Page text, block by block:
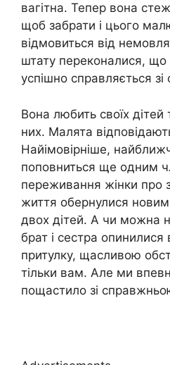
вагітна. Тепер вона
щоб забрати і цього
відмовиться від
штату переконалися,
успішно справляється зі
Вона любить своїх дітей
них. Малята
Найімовірніше,
поповниться ще одним
переживання жінки про
життя обернулися
двох дітей. А чи можна
брат і сестра
притулку, щасливою
тільки вам. Але ми
пощастило зі